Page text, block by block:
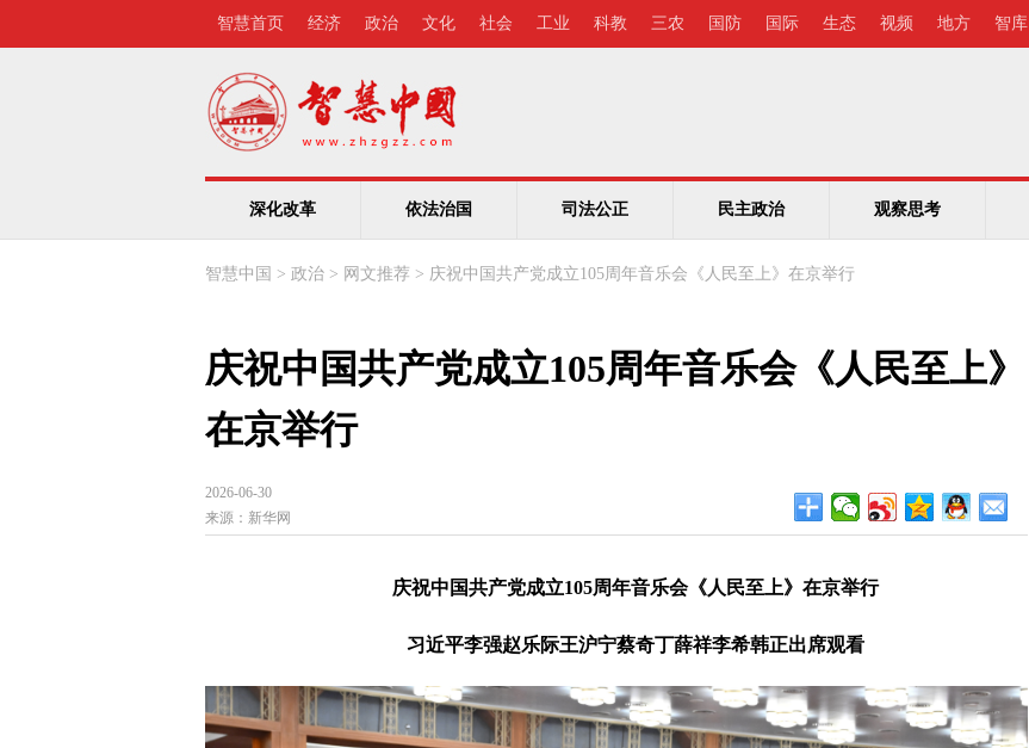
智慧首页 经济 政治 文化 社会 工业 科教 三农 国防 国际 生态 视频 地方 智库
深化改革 依法治国 司法公正 民主政治 观察思考
智慧中国 > 政治 > 网文推荐 > 庆祝中国共产党成立105周年音乐会《人民至上》在京举行
庆祝中国共产党成立105周年音乐会《人民至上》
在京举行
2026-06-30
来源： 新华网
庆祝中国共产党成立105周年音乐会《人民至上》在京举行
习近平李强赵乐际王沪宁蔡奇丁薛祥李希韩正出席观看